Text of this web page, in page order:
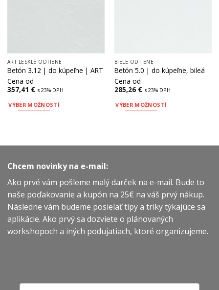
ART LESKLÉ ODTIENE
Betón 3.12 | do kúpeľne | ART
Cena od
357,41 € s 23% DPH
VÝBER MOŽNOSTÍ
viacero
Možnosti
si
môžete
vybrať
na
stránke
produktu.
BIELE ODTIENE
Betón 5.0 | do kúpeľne, bileá
Cena od
285,26 € s 23% DPH
VÝBER MOŽNOSTÍ
viacero
si
vybrať
na
stránke
produktu.
Chcem novinky na e-mail:
Ako prvé vám pošleme malý darček na e-mail. Bude to
naše poďakovanie a kupón na 25€ na váš prvý nákup.
Následne vám budeme posielať tipy a triky týkajúce sa
aplikácie. Ako prvý sa dozviete o plánovaných
workshopoch a iných podujatiach, ktoré organizujeme.